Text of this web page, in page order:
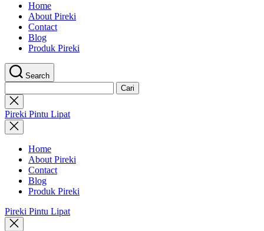
Home
About Pireki
Contact
Blog
Produk Pireki
Search
untuk:
Close
search
Pireki Pintu Lipat
Home
About Pireki
Contact
Blog
Produk Pireki
Pireki Pintu Lipat